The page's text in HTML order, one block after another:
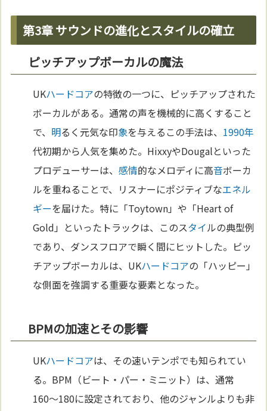
第3章 サウンドの進化とスタイルの確立
ピッチアップボーカルの魔法
UKハードコアの特徴の一つに、ピッチアップされた
ボーカルがある。通常の声を機械的に高くすること
で、 明るく元気な印象を与えるこの手法は、 1990年
代初期から人気を集めた。HixxyやDougalといった
プロデューサーは、感情的なメロディに高音ボーカ
ルを重ねることで、リスナーにポジティブなエネル
ギーを届けた。特に「Toytown」や「Heart of
Gold」といったトラックは、このスタイルの典型例
であり、ダンスフロアで瞬く間にヒットした。ピッ
チアップボーカルは、UKハードコアの「ハッピー」
な側面を強調する重要な要素となった。
BPMの加速とその影響
UKハードコアは、その速いテンポでも知られてい
る。BPM（ビート・パー・ミニット）は、通常
160〜180に設定されており、他のジャンルよりも非